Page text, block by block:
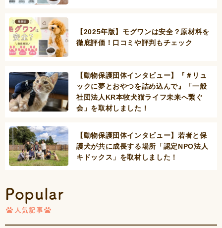
【2025年版】モグワンは安全？原材料を
徹底評価！口コミや評判もチェック
【動物保護団体インタビュー】『＃リュ
ックに夢とおやつを詰め込んで』「一般
社団法人KR本牧犬猫ライフ未来へ繋ぐ
会」を取材しました！
【動物保護団体インタビュー】若者と保
護犬が共に成長する場所「認定NPO法人
キドックス」を取材しました！
Popular
人気記事